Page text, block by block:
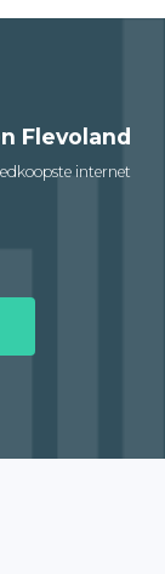
Flevoland
internet